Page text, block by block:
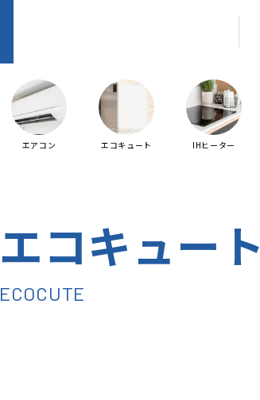
エアコン エコキュート IHヒーター
エコキュート
ECOCUTE